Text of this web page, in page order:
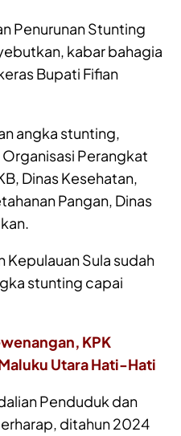
Penurunan Stunting
kabar bahagia
Bupati Fifian
angka stunting,
Perangkat
Dinas Kesehatan,
Pangan, Dinas
Kepulauan Sula sudah
stunting capai
KPK
Utara Hati-Hati
Penduduk dan
ditahun 2024